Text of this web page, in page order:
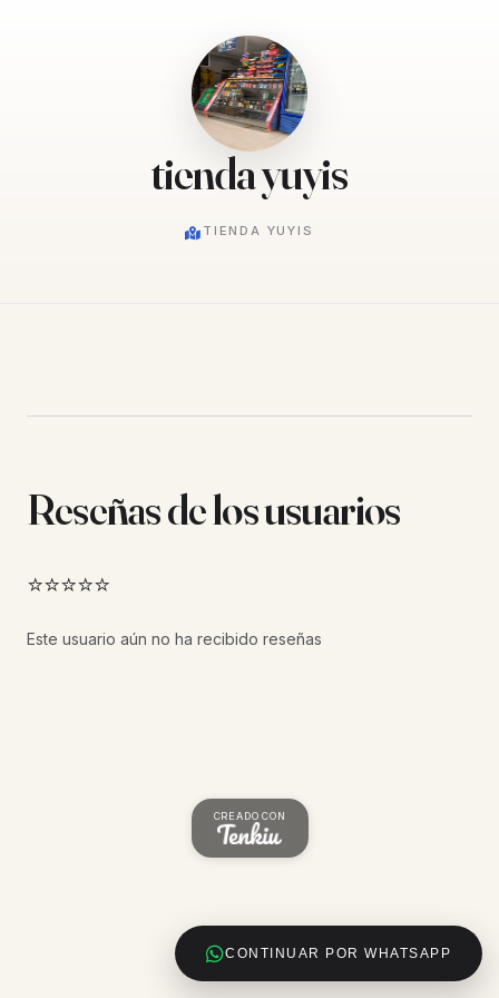
tienda yuyis
TIENDA YUYIS
CONTINUAR POR WHATSAPP
Reseñas de los usuarios
⭐⭐⭐⭐⭐
Este usuario aún no ha recibido reseñas
CREADO CON